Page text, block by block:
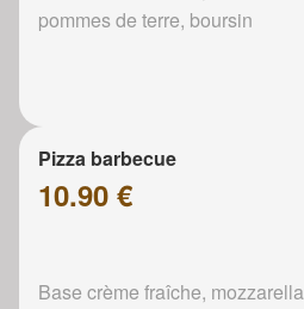
pommes de terre, boursin
Pizza barbecue
10.90 €
Base crème fraîche,